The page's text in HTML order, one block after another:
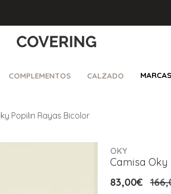
COMPLEMENTOS CALZADO MARCAS
Popilin Rayas Bicolor
OKY
Camisa
83,00€